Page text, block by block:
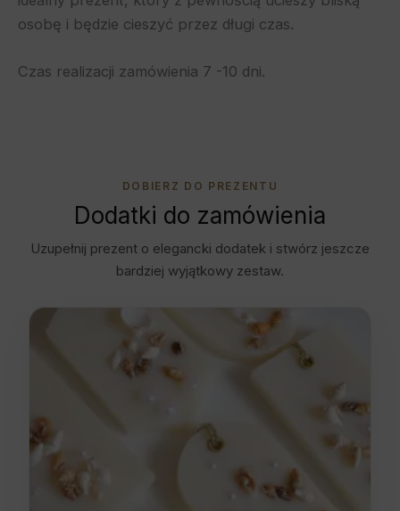
osobę i będzie cieszyć przez długi czas.
Czas realizacji zamówienia 7 -10 dni.
DOBIERZ DO PREZENTU
Dodatki do zamówienia
Uzupełnij prezent o elegancki dodatek i stwórz jeszcze
bardziej wyjątkowy zestaw.